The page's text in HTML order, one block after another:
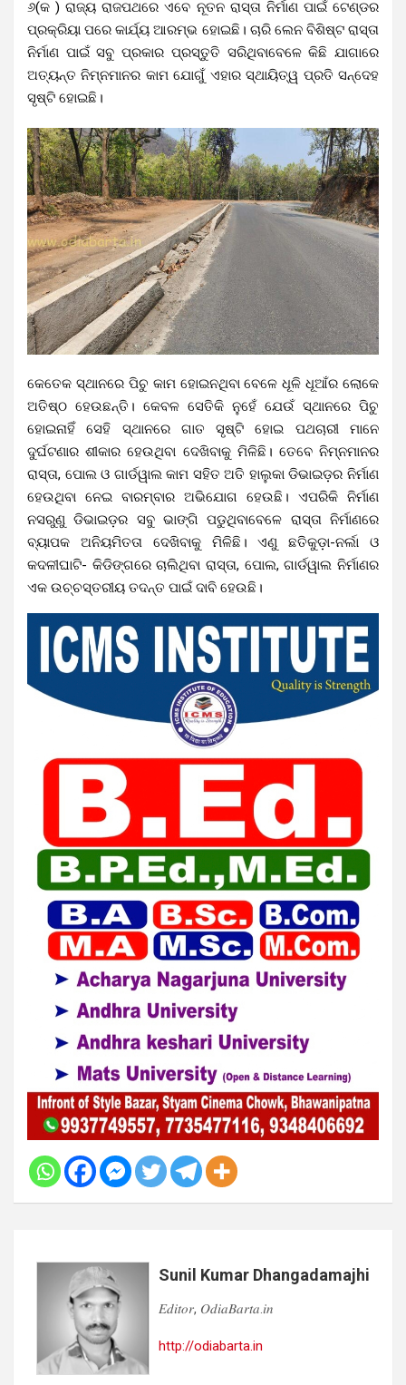
୬(କ ) ରାଜ୍ୟ ରାଜପଥରେ ଏବେ ନୂତନ ରାସ୍ତା ନିର୍ମାଣ ପାଇଁ ଟେଣ୍ଡର
ପ୍ରକ୍ରିୟା ପରେ କାର୍ଯ୍ୟ ଆରମ୍ଭ ହୋଇଛି। ଚାରି ଲେନ ବିଶିଷ୍ଟ ରାସ୍ତା
ନିର୍ମାଣ ପାଇଁ ସବୁ ପ୍ରକାର ପ୍ରସ୍ତୁତି ସରିଥିବାବେଳେ କିଛି ଯାଗାରେ
ଅତ୍ୟନ୍ତ ନିମ୍ନମାନର କାମ ଯୋଗୁଁ ଏହାର ସ୍ଥାୟିତ୍ୱ ପ୍ରତି ସନ୍ଦେହ
ସୃଷ୍ଟି ହୋଇଛି।
କେତେକ ସ୍ଥାନରେ ପିଚୁ କାମ ହୋଇନଥିବା ବେଳେ ଧୂଳି ଧୂଆଁର ଲୋକେ
ଅତିଷ୍ଠ ହେଉଛନ୍ତି। କେବଳ ସେତିକି ନୁହେଁ ଯେଉଁ ସ୍ଥାନରେ ପିଚୁ
ହୋଇନାହିଁ ସେହି ସ୍ଥାନରେ ଗାତ ସୃଷ୍ଟି ହୋଇ ପଥଚାରୀ ମାନେ
ଦୁର୍ଘଟଣାର ଶୀକାର ହେଉଥିବା ଦେଖିବାକୁ ମିଳିଛି। ତେବେ ନିମ୍ନମାନର
ରାସ୍ତା, ପୋଲ ଓ ଗାର୍ଡୱାଲ କାମ ସହିତ ଅତି ହାଲୁକା ଡିଭାଇଡ଼ର ନିର୍ମାଣ
ହେଉଥିବା ନେଇ ବାରମ୍ବାର ଅଭିଯୋଗ ହେଉଛି। ଏପରିକି ନିର୍ମାଣ
ନସରୁଣୁ ଡିଭାଇଡ଼ର ସବୁ ଭାଙ୍ଗି ପଡୁଥିବାବେଳେ ରାସ୍ତା ନିର୍ମାଣରେ
ବ୍ୟାପକ ଅନିୟମିତତା ଦେଖିବାକୁ ମିଳିଛି। ଏଣୁ ଛତିକୁଡ଼ା-ନର୍ଲା ଓ
କଦଳୀଘାଟି- କିଡିଙ୍ଗରେ ଚାଲିଥିବା ରାସ୍ତା, ପୋଲ, ଗାର୍ଡୱାଲ ନିର୍ମାଣର
ଏକ ଉଚ୍ଚସ୍ତରୀୟ ତଦନ୍ତ ପାଇଁ ଦାବି ହେଉଛି।
Sunil Kumar Dhangadamajhi
𝐸𝑑𝑖𝑡𝑜𝑟, 𝑂𝑑𝑖𝑎𝐵𝑎𝑟𝑡𝑎.𝑖𝑛
http://odiabarta.in